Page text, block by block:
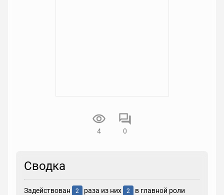
4 0
Сводка
Задействован 2 раза из них 2 в главной роли